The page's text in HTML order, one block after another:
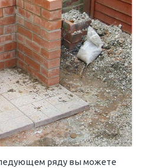
ряду вы можете